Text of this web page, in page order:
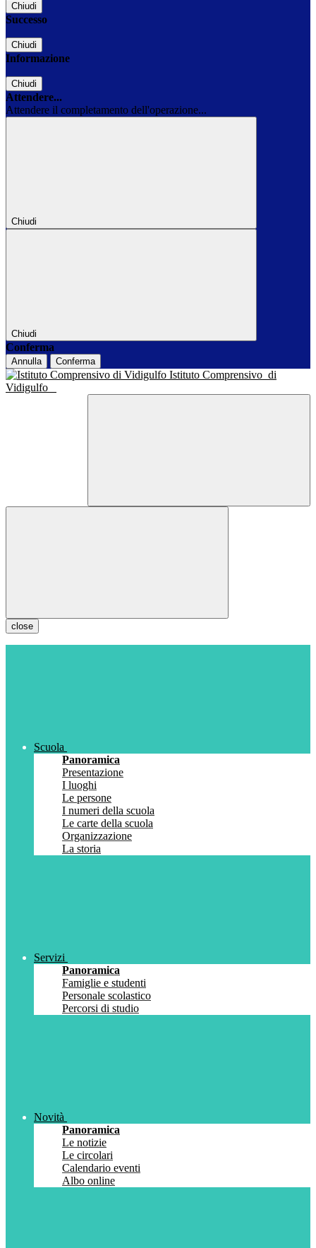
Chiudi
Successo
Chiudi
Informazione
Chiudi
Attendere...
Attendere il completamento dell'operazione...
Chiudi
Chiudi
Conferma
Annulla Conferma
Istituto Comprensivo di
Vidigulfo
close
Scuola
Panoramica
Presentazione
I luoghi
Le persone
I numeri della scuola
Le carte della scuola
Organizzazione
La storia
Servizi
Panoramica
Famiglie e studenti
Personale scolastico
Percorsi di studio
Novità
Panoramica
Le notizie
Le circolari
Calendario eventi
Albo online